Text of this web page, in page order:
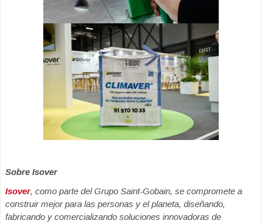
Sobre Isover
Isover, como parte del Grupo Saint-Gobain, se compromete a
construir mejor para las personas y el planeta, diseñando,
fabricando y comercializando soluciones innovadoras de